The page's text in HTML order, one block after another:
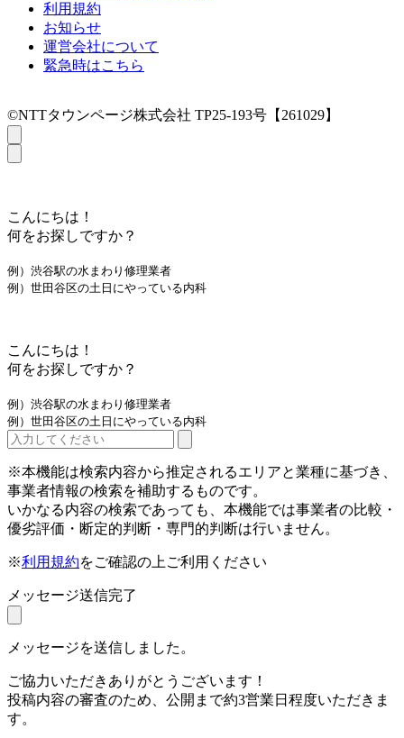
利用規約
お知らせ
運営会社について
緊急時はこちら
©NTTタウンページ株式会社 TP25-193号【261029】
こんにちは！
何をお探しですか？
例）渋谷駅の水まわり修理業者
例）世田谷区の土日にやっている内科
こんにちは！
何をお探しですか？
例）渋谷駅の水まわり修理業者
例）世田谷区の土日にやっている内科
※本機能は検索内容から推定されるエリアと業種に基づき、
事業者情報の検索を補助するものです。
いかなる内容の検索であっても、本機能では事業者の比較・
優劣評価・断定的判断・専門的判断は行いません。
※利用規約をご確認の上ご利用ください
メッセージ送信完了
メッセージを送信しました。
ご協力いただきありがとうございます！
投稿内容の審査のため、公開まで約3営業日程度いただきま
す。